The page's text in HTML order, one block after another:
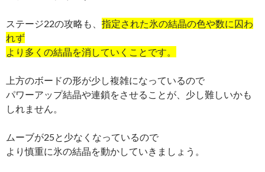
ステージ22の攻略も、 指定された氷の結晶の色や数に囚わ
れず
より多くの結晶を消していくことです。
上方のボードの形が少し複雑になっているので
パワーアップ結晶や連鎖をさせることが、少し難しいかも
しれません。
ムーブが25と少なくなっているので
より慎重に氷の結晶を動かしていきましょう。